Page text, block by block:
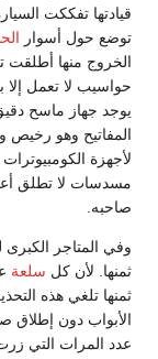
قيادتها تفككت
توضع حول أسوار
الخروج منها أطلقت
حواسيب لا تعمل
يوجد جهاز ماسح
المفاتيح وهو رخيص
لأجهزة
مسدسات لا تطلق
صاحبه.
وفي المتاجر
ثمنها. لأن كل سلعة
ثمنها تلغي هذه
الأبواب دون إطلاق
عدد المرات التي